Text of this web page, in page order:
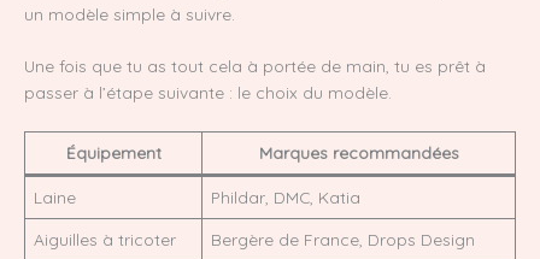
un modèle simple à suivre.
Une fois que tu as tout cela à portée de main, tu es prêt à
passer à l’étape suivante : le choix du modèle.
Équipement Marques recommandées
Laine Phildar, DMC, Katia
Aiguilles à tricoter Bergère de France, Drops Design